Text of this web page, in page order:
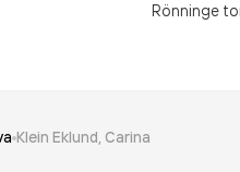
Rönninge
Klein Eklund, Carina